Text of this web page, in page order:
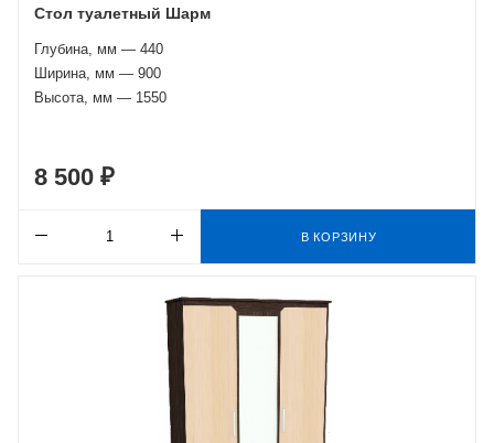
Стол туалетный Шарм
Глубина, мм — 440
Ширина, мм — 900
Высота, мм — 1550
8 500 ₽
В КОРЗИНУ